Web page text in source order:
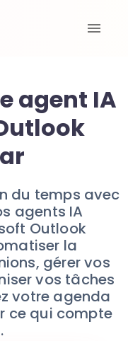
agent IA
du temps avec
agents IA
Outlook
la
gérer vos
vos tâches
votre agenda
ce qui compte